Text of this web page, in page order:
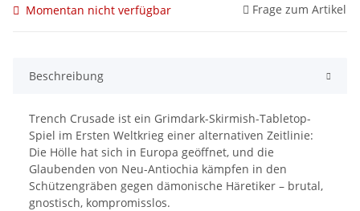
Momentan nicht verfügbar Frage zum Artikel
Beschreibung
Trench Crusade ist ein Grimdark-Skirmish-Tabletop-
Spiel im Ersten Weltkrieg einer alternativen Zeitlinie:
Die Hölle hat sich in Europa geöffnet, und die
Glaubenden von Neu-Antiochia kämpfen in den
Schützengräben gegen dämonische Häretiker – brutal,
gnostisch, kompromisslos.